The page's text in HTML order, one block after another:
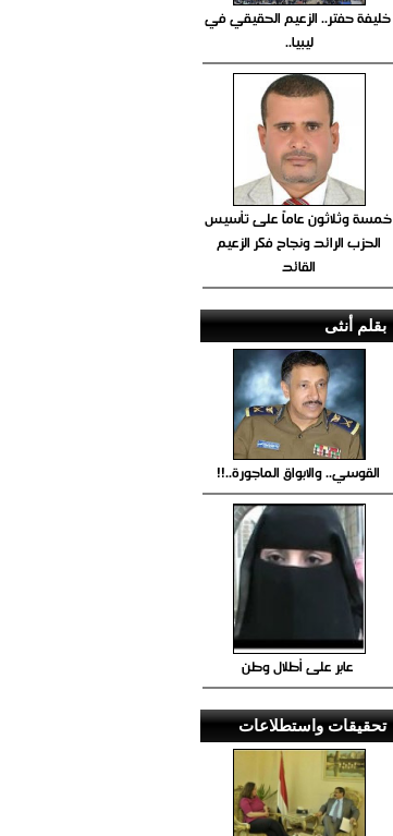
خليفة حفتر.. الزعيم الحقيقي في
ليبيا..
خمسة وثلاثون عاماً على تأسيس
الحزب الرائد ونجاح فكر الزعيم
القائد
بقلم أنثى
القوسي.. والابواق الماجورة..!!
عابر على أطلال وطن
تحقيقات واستطلاعات